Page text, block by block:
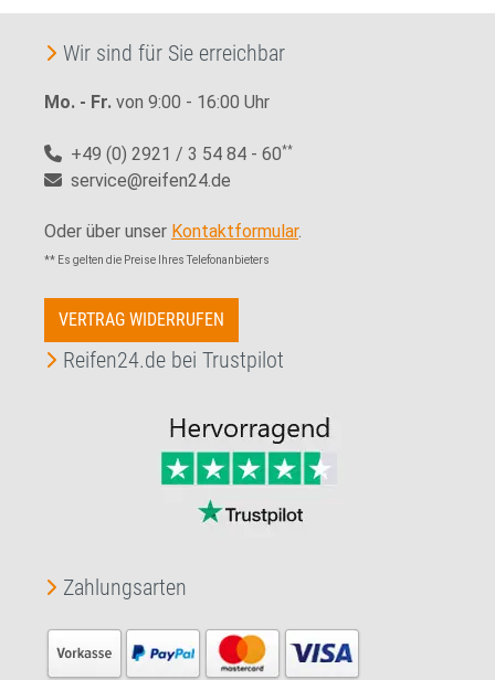
Wir sind für Sie erreichbar
Mo. - Fr. von 9:00 - 16:00 Uhr
+49 (0) 2921 / 3 54 84 - 60**
service@reifen24.de
Oder über unser Kontaktformular.
** Es gelten die Preise Ihres Telefonanbieters
VERTRAG WIDERRUFEN
Reifen24.de bei Trustpilot
Zahlungsarten